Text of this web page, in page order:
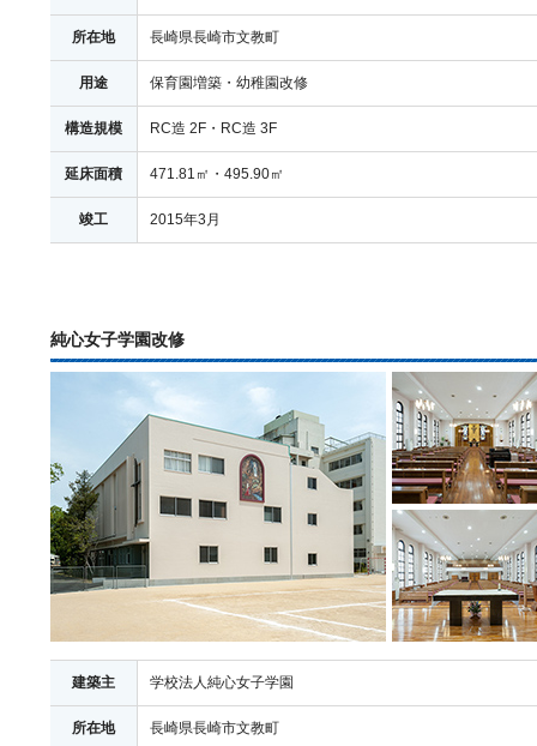
所在地 長崎県長崎市文教町
用途 保育園増築・幼稚園改修
構造規模 RC造 2F・RC造 3F
延床面積 471.81㎡・495.90㎡
竣工 2015年3月
純心女子学園改修
建築主 学校法人純心女子学園
所在地 長崎県長崎市文教町